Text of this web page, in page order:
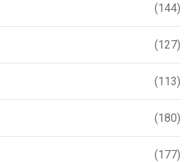
(144)
(127)
(113)
(180)
(177)